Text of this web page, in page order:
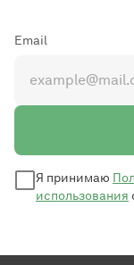
Email
Я принимаю
использования